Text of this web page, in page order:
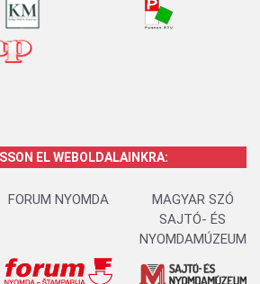
EL WEBOLDALAINKRA:
FORUM NYOMDA
MAGYAR SZÓ
SAJTÓ- ÉS
NYOMDAMÚZEUM